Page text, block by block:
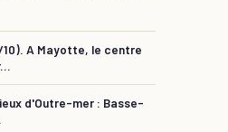
A Mayotte, le centre
d'Outre-mer : Basse-